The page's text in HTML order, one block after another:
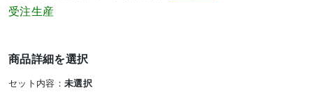
受注生産
商品詳細を選択
セット内容： 未選択